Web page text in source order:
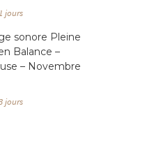
jours
sonore Pleine
Balance –
– Novembre
jours